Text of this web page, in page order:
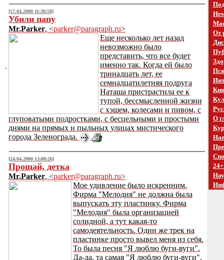
[17.04.2000 11:30:50]
Убили папу
Mr.Parker, <parker@paragraph.ru>
Еще несколько лет назад
невозможно было
представить, что все будет
именно так. Когда ей было
тринадцать лет, ее
семнадцатилетняя подруга
Наташа пристрастила ее к
тупой, бессмысленной жизни
с хэшем, колесами и пивом, с
глуповатыми подростками, с бесцельными и простыми
днями на прямых и пыльных улицах мистического
города Зеленограда.
[24.04.2000 13:08:26]
Прощай, детка
Mr.Parker, <parker@paragraph.ru>
Мое удивление было искренним.
Фирма "Мелодия" не должна была
выпускать эту пластинку. Фирма
"Мелодия" была организацией
солидной, а тут какая-то
самодеятельность. Один же трек на
пластинке просто вывел меня из себя.
То была песня "Я люблю буги-вуги".
Да-да, та самая "Я люблю буги-вуги",
От
О